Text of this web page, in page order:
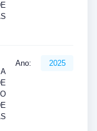
Ano: 2025